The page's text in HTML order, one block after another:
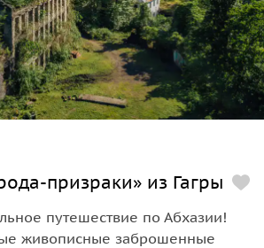
призраки» из Гагры
путешествие по Абхазии!
живописные заброшенные